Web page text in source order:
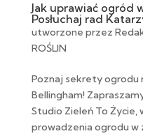
Jak uprawiać ogród
Posłuchaj rad
utworzone przez
ROŚLIN
Poznaj sekrety ogrodu
Bellingham!
Studio Zieleń To
prowadzenia ogrodu